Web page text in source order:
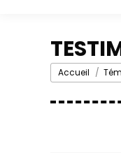
Vous êtes ici :
Accueil